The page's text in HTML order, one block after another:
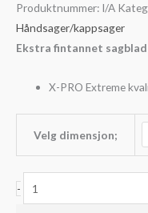
Produktnummer: I/A
Håndsager/kappsager
Ekstra fintannet
X-PRO Extreme
Velg dimensjon;
-
(Ø204mm)